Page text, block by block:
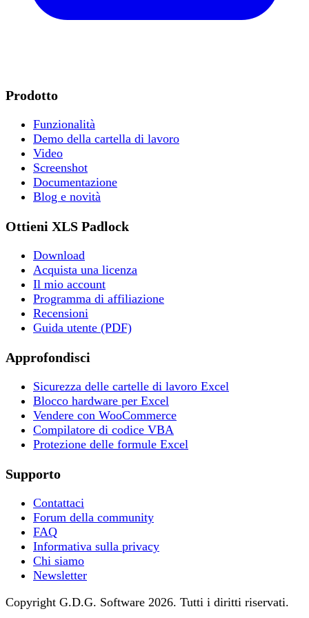
Prodotto
Funzionalità
Demo della cartella di lavoro
Video
Screenshot
Documentazione
Blog e novità
Ottieni XLS Padlock
Download
Acquista una licenza
Il mio account
Programma di affiliazione
Recensioni
Guida utente (PDF)
Approfondisci
Sicurezza delle cartelle di lavoro Excel
Blocco hardware per Excel
Vendere con WooCommerce
Compilatore di codice VBA
Protezione delle formule Excel
Supporto
Contattaci
Forum della community
FAQ
Informativa sulla privacy
Chi siamo
Newsletter
Copyright G.D.G. Software 2026. Tutti i diritti riservati.